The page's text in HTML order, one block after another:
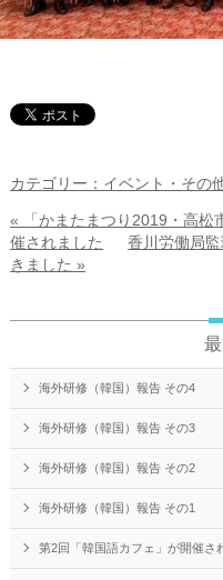
カテゴリー：イベント・その
« 「かまたまつり2019・高松
催されました
香川労働局
きました »
海外研修（韓国）報告 その4
海外研修（韓国）報告 その3
海外研修（韓国）報告 その2
海外研修（韓国）報告 その1
第2回「韓国語カフェ」が開催さ